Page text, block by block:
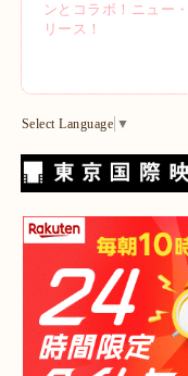
ンとコラボ！ニュー
リース！
Select Language ▼